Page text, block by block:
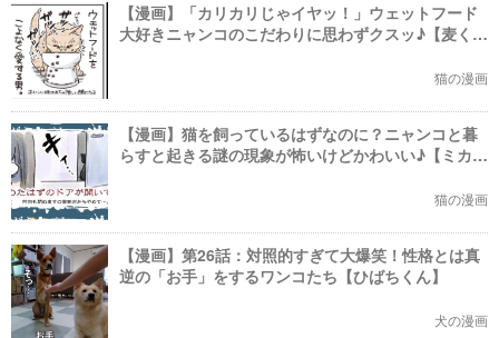
【漫画】「カリカリじゃイヤッ！」ウェットフード
大好きニャンコのこだわりに思わずクスッ♪【麦く
猫の漫画
【漫画】猫を飼っているはずなのに？ニャンコと暮
らすと起きる謎の現象が怖いけどかわいい♪【ミカサ
猫の漫画
【漫画】第26話：対照的すぎて大爆笑！性格とは真
逆の「お手」をするワンコたち【ひばちくん】
犬の漫画